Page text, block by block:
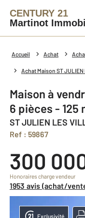
CENTURY 21
Martinot
Accueil Achat
Achat Maison ST JULIEN
Maison à
6 pièces - 125
ST JULIEN LES
Ref : 59867
300
Honoraires charge vendeur
1953 avis (achat/
Exclusivité